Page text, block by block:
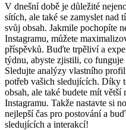
V dnešní době je důležité
sítích, ale také se zamyslet nad
svůj obsah. Jakmile pochopíte
Instagramu, můžete
příspěvků. Buďte trpěliví a
týdnu, abyste zjistili, co
Sledujte analýzy vlastního
potřeb vašich sledujících. Díky
obsah, ale také budete mít větší
Instagramu. Takže nastavte si
nejlepší čas pro postování a
sledujících a interakcí!